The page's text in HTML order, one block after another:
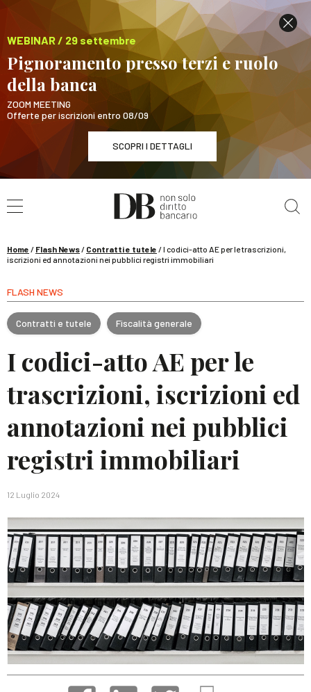
WEBINAR / 29 settembre
Pignoramento presso terzi e ruolo
della banca
ZOOM MEETING
Offerte per iscrizioni entro 08/09
SCOPRI I DETTAGLI
WEBINAR / 29 settembre
Pignoramento presso terzi e ruolo della banca
Home / Flash News/ Contratti e tutele /I codici-atto AE per le trascrizioni,
iscrizioni ed annotazioni nei pubblici registri immobiliari
FLASH NEWS
Contratti e tutele Fiscalità generale
I codici-atto AE per le
trascrizioni, iscrizioni ed
annotazioni nei pubblici
registri immobiliari
12 Luglio 2024